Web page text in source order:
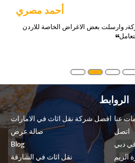
أحمد مصري
ت مكتبي من خلال هذا الشركة٫ وارسلت بعض الاغراض الخاصة للاردن
الروابط
افضل شركة نقل اثاث في الامارات عنا
صالة عرض
اتصل
Blog
دبي
نقل اثاث في الشارقة
الريم